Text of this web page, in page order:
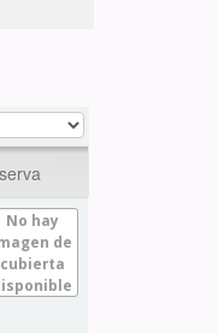
No hay
de
cubierta